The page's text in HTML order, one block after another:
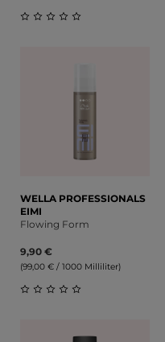
WELLA PROFESSIONALS
EIMI
Flowing Form
9,90 €
(99,00 € / 1000 Milliliter)